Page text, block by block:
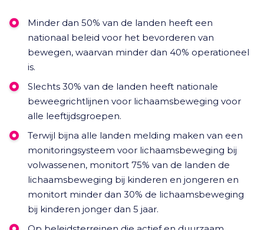
Minder dan 50% van de landen heeft een
nationaal beleid voor het bevorderen van
bewegen, waarvan minder dan 40% operationeel
is.
Slechts 30% van de landen heeft nationale
beweegrichtlijnen voor lichaamsbeweging voor
alle leeftijdsgroepen.
Terwijl bijna alle landen melding maken van een
monitoringsysteem voor lichaamsbeweging bij
volwassenen, monitort 75% van de landen de
lichaamsbeweging bij kinderen en jongeren en
monitort minder dan 30% de lichaamsbeweging
bij kinderen jonger dan 5 jaar.